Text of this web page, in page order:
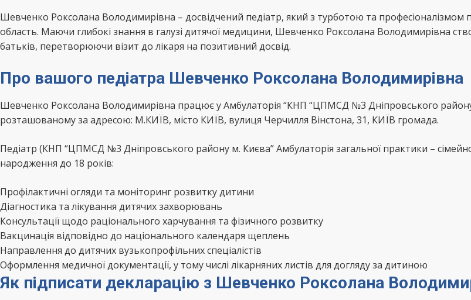
Шевченко Роксолана Володимирівна – досвідчений педіатр, який з турботою та професіоналізмом
область. Маючи глибокі знання в галузі дитячої медицини, Шевченко Роксолана Володимирівна
батьків, перетворюючи візит до лікаря на позитивний досвід.
Про вашого педіатра Шевченко Роксолана Володимирівна
Шевченко Роксолана Володимирівна працює у Амбулаторія “КНП “ЦПМСД №3 Дніпровського району
розташованому за адресою: М.КИЇВ, місто КИЇВ, вулиця Черчилля Вінстона, 31, КИЇВ громада.
Педіатр (КНП “ЦПМСД №3 Дніпровського району м. Києва” Амбулаторія загальної практики –
народження до 18 років:
Профілактичні огляди та моніторинг розвитку дитини
Діагностика та лікування дитячих захворювань
Консультації щодо раціонального харчування та фізичного розвитку
Вакцинація відповідно до національного календаря щеплень
Направлення до дитячих вузькопрофільних спеціалістів
Оформлення медичної документації, у тому числі лікарняних листів для догляду за дитиною
Як підписати декларацію з Шевченко Роксолана